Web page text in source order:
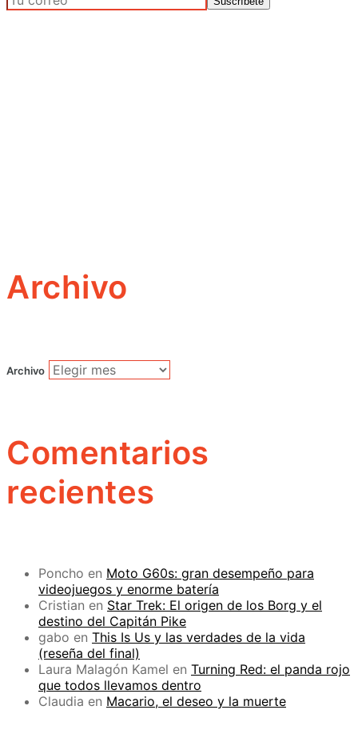
Archivo
Archivo
Comentarios
recientes
Poncho en Moto G60s: gran desempeño para
videojuegos y enorme batería
Cristian en Star Trek: El origen de los Borg y el
destino del Capitán Pike
gabo en This Is Us y las verdades de la vida
(reseña del final)
Laura Malagón Kamel en Turning Red: el panda rojo
que todos llevamos dentro
Claudia en Macario, el deseo y la muerte